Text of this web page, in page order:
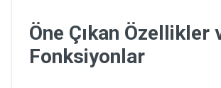
Öne Çıkan Özellikler
Fonksiyonlar